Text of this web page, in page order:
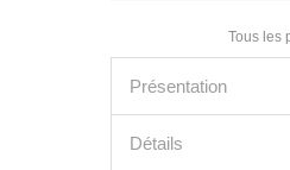
Tous les
Présentation
Détails